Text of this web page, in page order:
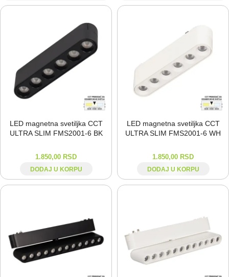
LED magnetna svetiljka CCT
ULTRA SLIM FMS2001-⁠6 BK
1.850,00 RSD
DODAJ U KORPU
LED magnetna svetiljka CCT
ULTRA SLIM FMS2001-⁠6 WH
1.850,00 RSD
DODAJ U KORPU